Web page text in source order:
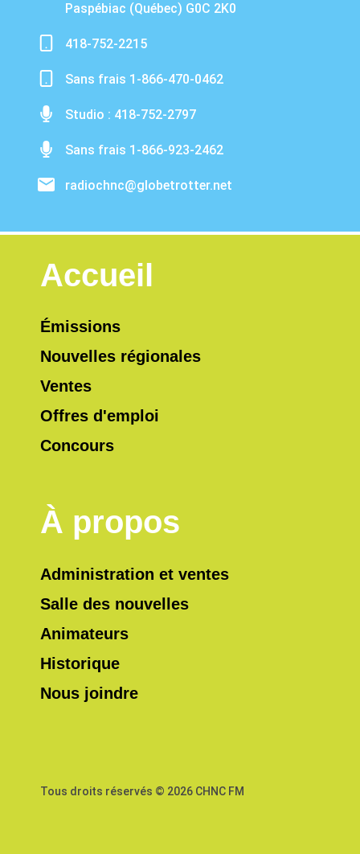
Paspébiac (Québec) G0C 2K0
418-752-2215
Sans frais 1-866-470-0462
Studio : 418-752-2797
Sans frais 1-866-923-2462
radiochnc@globetrotter.net
Accueil
Émissions
Nouvelles régionales
Ventes
Offres d'emploi
Concours
À propos
Administration et ventes
Salle des nouvelles
Animateurs
Historique
Nous joindre
Tous droits réservés © 2026 CHNC FM